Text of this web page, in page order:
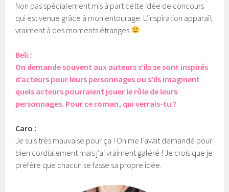
Non pas spécialement mis à part cette idée de concours
qui est venue grâce à mon entourage. L’inspiration apparaît
vraiment à des moments étranges
Beli :
On demande souvent aux auteurs s’ils se sont inspirés
d’acteurs pour leurs personnages ou s’ils imaginent
quels acteurs pourraient jouer le rôle de leurs
personnages. Pour ce roman, qui verrais-tu ?
Caro :
Je suis très mauvaise pour ça ! On me l’avait demandé pour
bien cordialement mais j’ai vraiment galéré ! Je crois que je
préfère que chacun se fasse sa propre idée.